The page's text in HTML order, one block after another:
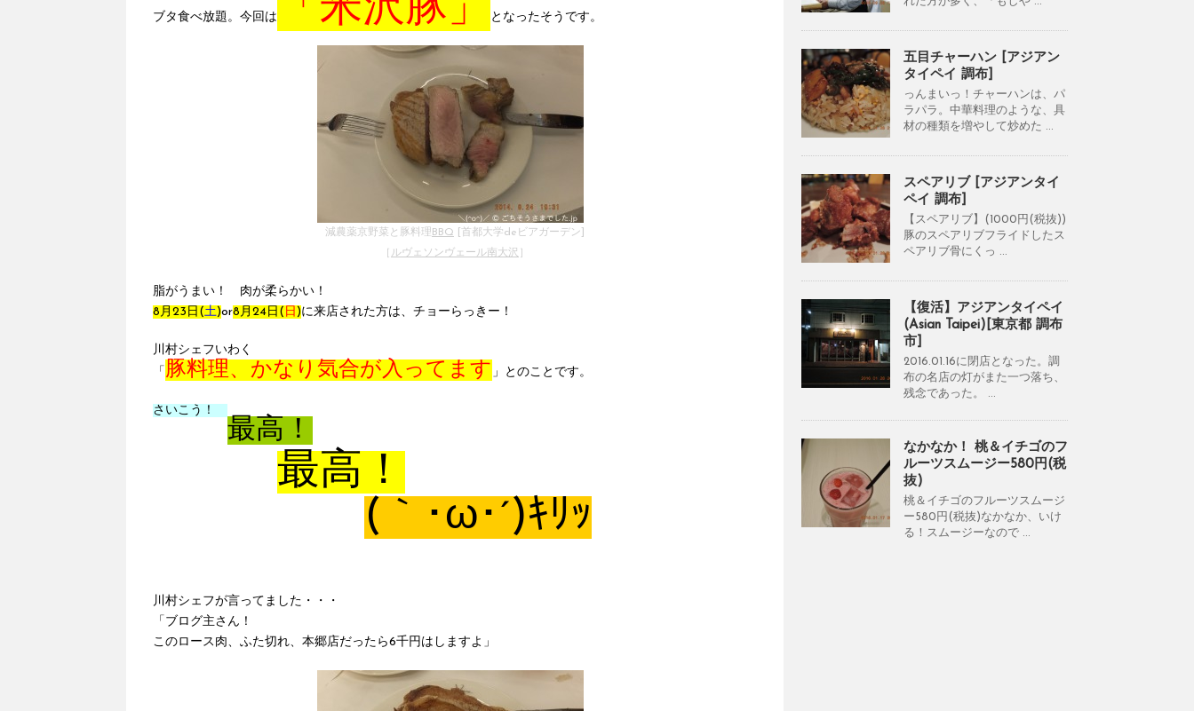
ブタ食べ放題。今回は 「米沢豚」 となったそうです。
減農薬京野菜と豚料理 BBQ [首都大学deビアガーデン]
ルヴェソンヴェール南大沢
脂がうまい！ 肉が柔らかい！
8月23日(土)or8月24日( 日 )に来店された方は、チョーらっきー！
川村シェフいわく
「 豚料理、かなり気合が入ってます 」とのことです。
さいこう！
最高！
最高！
(｀･ω･´)ｷﾘｯ
川村シェフが言ってました・・・
「ブログ主さん！
このロース肉、ふた切れ、本郷店だったら6千円はしますよ」
五目チャーハン [アジアン
タイペイ 調布]
っんまいっ！チャーハンは、パ
ラパラ。中華料理のような、具
材の種類を増やして炒めた ...
スペアリブ [アジアンタイ
ペイ 調布]
【スペアリブ】(1000円(税抜))
豚のスペアリブフライドしたス
ペアリブ骨にくっ ...
【復活】アジアンタイペイ
(Asian Taipei)[東京都 調布
市]
2016.01.16に閉店となった。調
布の名店の灯がまた一つ落ち、
残念であった。 ...
なかなか！ 桃＆イチゴのフ
ルーツスムージー580円(税
抜)
桃＆イチゴのフルーツスムージ
ー580円(税抜)なかなか、いけ
る！スムージーなので ...